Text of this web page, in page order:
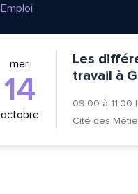
Emploi
mer.
14
octobre
Les
travail à
09:00 à 11:00 |